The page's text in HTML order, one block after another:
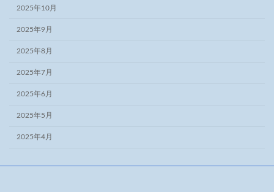
2025年10月
2025年9月
2025年8月
2025年7月
2025年6月
2025年5月
2025年4月